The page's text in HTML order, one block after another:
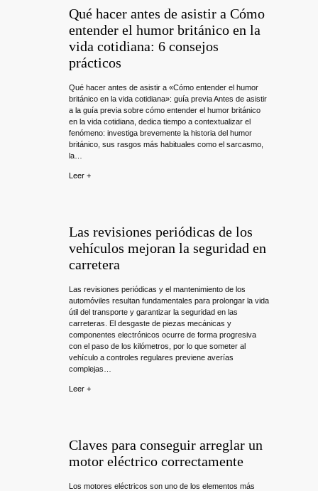
Qué hacer antes de asistir a Cómo
entender el humor británico en la
vida cotidiana: 6 consejos
prácticos
Qué hacer antes de asistir a «Cómo entender el humor
británico en la vida cotidiana»: guía previa Antes de asistir
a la guía previa sobre cómo entender el humor británico
en la vida cotidiana, dedica tiempo a contextualizar el
fenómeno: investiga brevemente la historia del humor
británico, sus rasgos más habituales como el sarcasmo,
la…
Leer +
Las revisiones periódicas de los
vehículos mejoran la seguridad en
carretera
Las revisiones periódicas y el mantenimiento de los
automóviles resultan fundamentales para prolongar la vida
útil del transporte y garantizar la seguridad en las
carreteras. El desgaste de piezas mecánicas y
componentes electrónicos ocurre de forma progresiva
con el paso de los kilómetros, por lo que someter al
vehículo a controles regulares previene averías
complejas…
Leer +
Claves para conseguir arreglar un
motor eléctrico correctamente
Los motores eléctricos son uno de los elementos más